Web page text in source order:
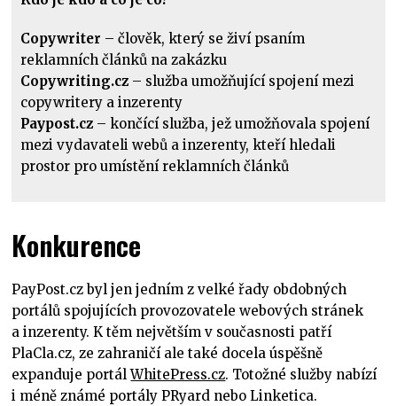
Copywriter – člověk, který se živí psaním
reklamních článků na zakázku
Copywriting.cz – služba umožňující spojení mezi
copywritery a inzerenty
Paypost.cz – končící služba, jež umožňovala spojení
mezi vydavateli webů a inzerenty, kteří hledali
prostor pro umístění reklamních článků
Konkurence
PayPost.cz byl jen jedním z velké řady obdobných
portálů spojujících provozovatele webových stránek
a inzerenty. K těm největším v současnosti patří
PlaCla.cz, ze zahraničí ale také docela úspěšně
expanduje portálWhitePress.cz. Totožné služby nabízí
i méně známé portály PRyard nebo Linketica.